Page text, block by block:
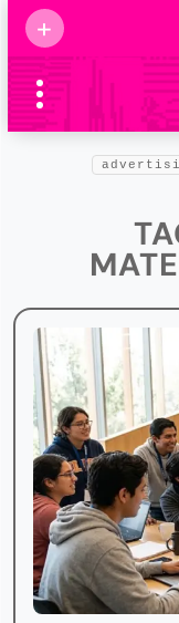
+
2025
Marcas de
confianza
Foro salud